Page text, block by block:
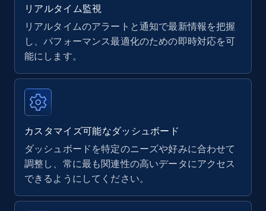
35.2K+ 5.7K+
URL, Product name, Product rating, Product
rating object, Product rating max, Rating,
Author name, Asin, and more.
7.4K+ 870+ 今すぐ始める
Walmart - products
リアルタイム監視
リアルタイムのアラートと通知で最新情報を把握
し、パフォーマンス最適化のための即時対応を可
能にします。
カスタマイズ可能なダッシュボード
ダッシュボードを特定のニーズや好みに合わせて
調整し、常に最も関連性の高いデータにアクセス
できるようにしてください。